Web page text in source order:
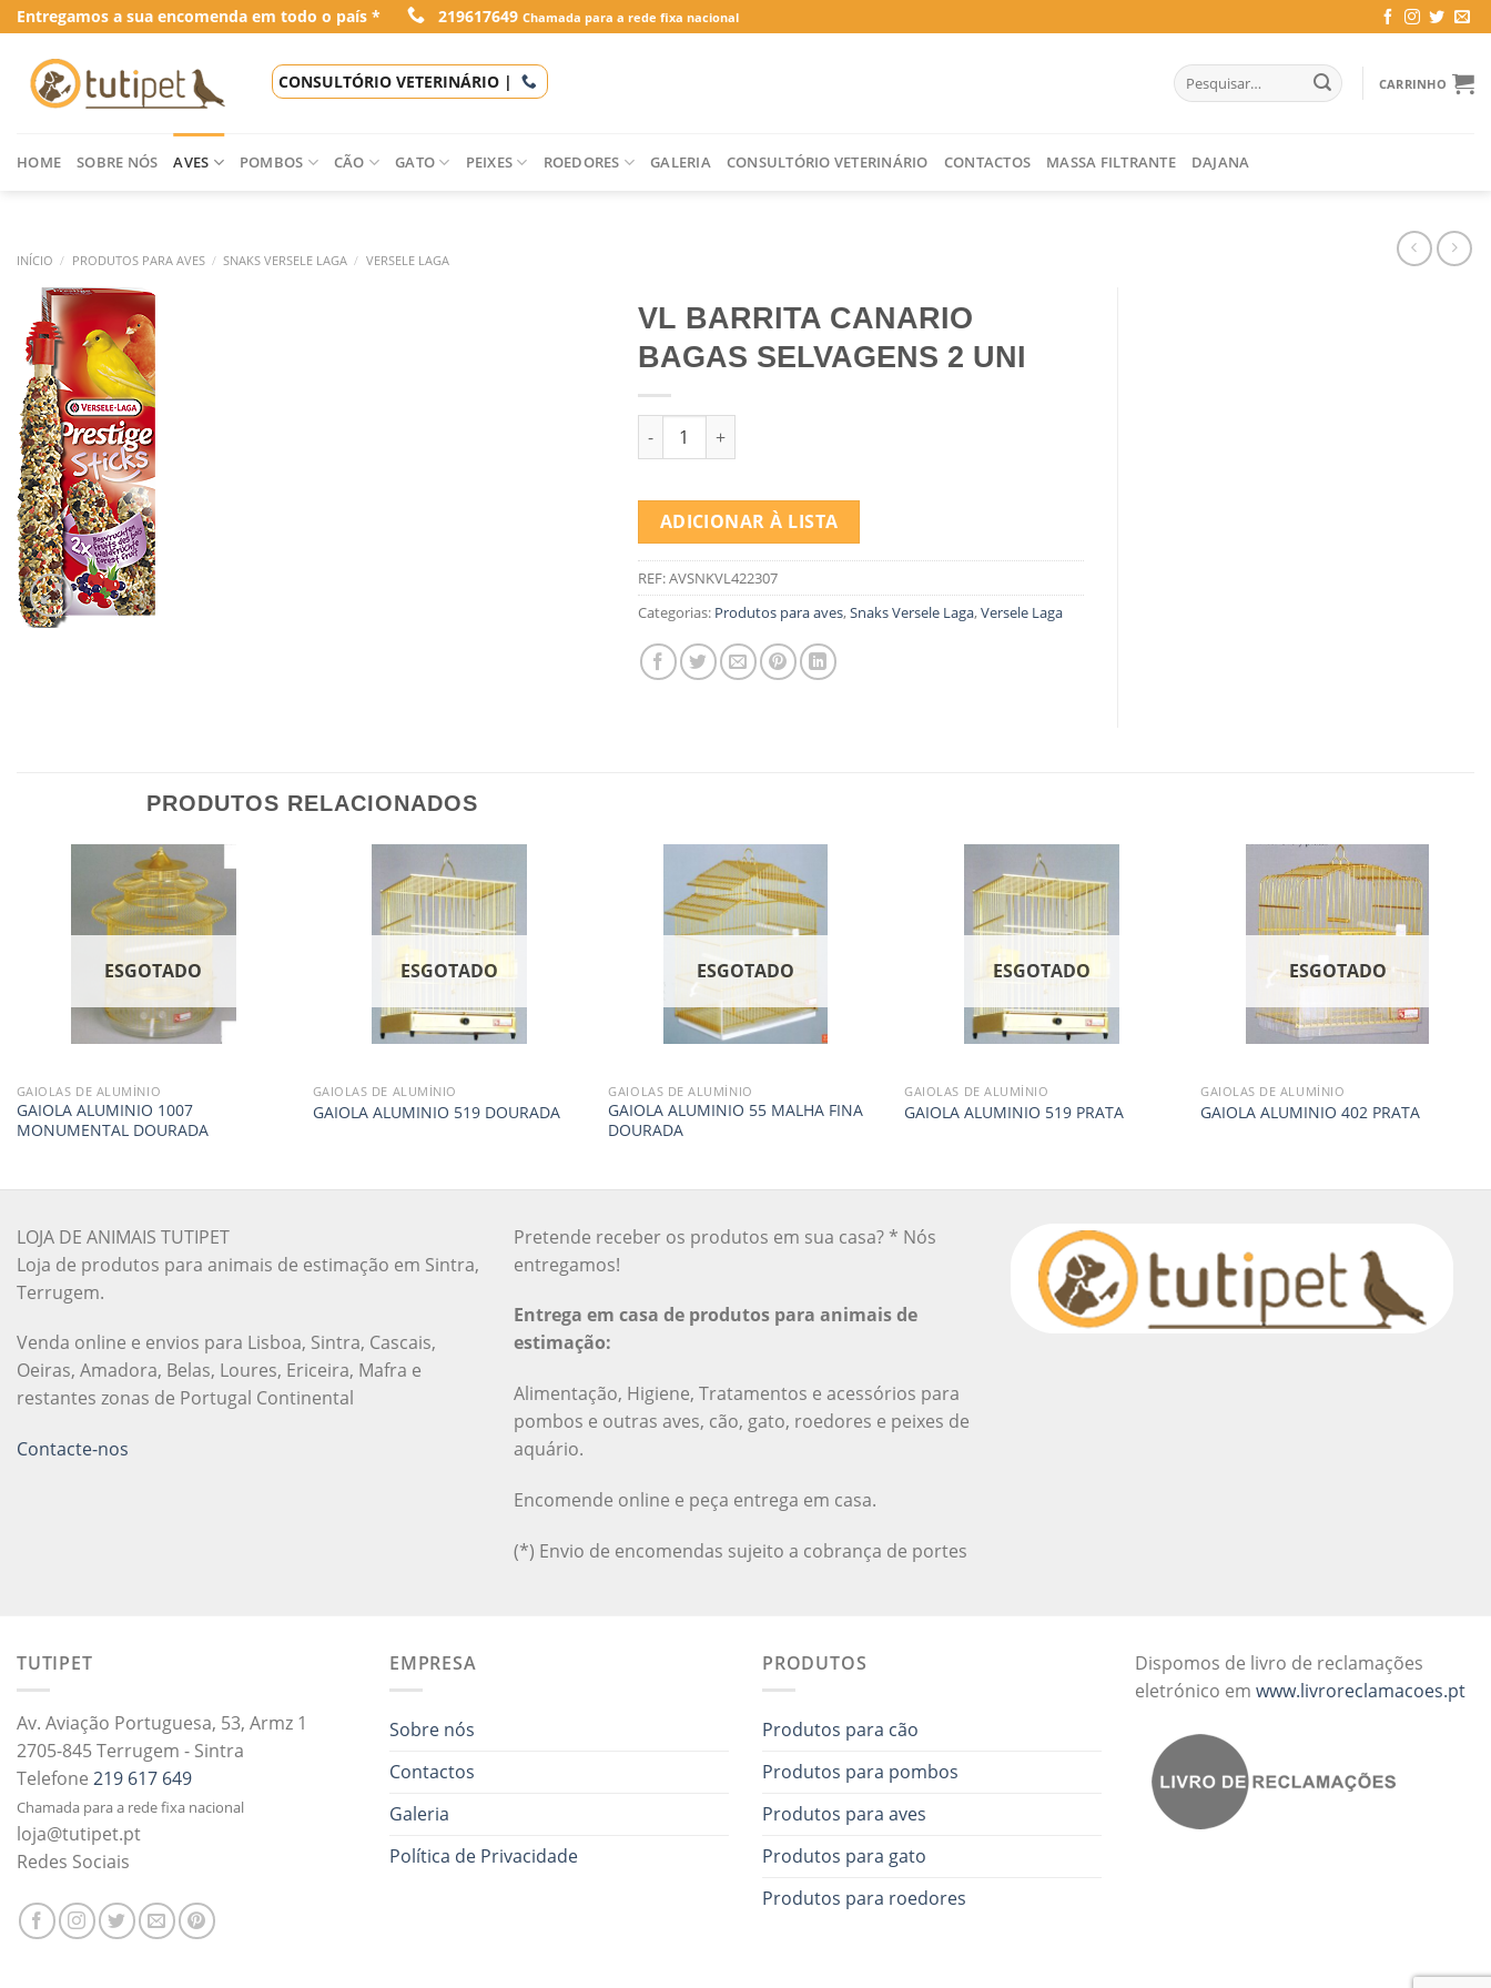
Skip
to
content
Entregamos a sua encomenda em todo o país * 219617649 Chamada para a rede fixa nacional
CONSULTÓRIO VETERINÁRIO |
Pesquisar
por:
CARRINHO
HOME SOBRE NÓS AVES POMBOS CÃO GATO PEIXES ROEDORES GALERIA CONSULTÓRIO VETERINÁRIO CONTACTOS MASSA FILTRANTE DAJANA
INÍCIO / PRODUTOS PARA AVES / SNAKS VERSELE LAGA / VERSELE LAGA
VL BARRITA CANARIO
BAGAS SELVAGENS 2 UNI
Quantidade de VL BARRITA CANARIO BAGAS SELVAGENS 2 UNI
ADICIONAR À LISTA
REF:AVSNKVL422307
Categorias: Produtos para aves,Snaks Versele Laga,Versele Laga
PRODUTOS RELACIONADOS
ESGOTADO
GAIOLAS DE ALUMÍNIO
GAIOLA ALUMINIO 1007
MONUMENTAL DOURADA
ESGOTADO
GAIOLAS DE ALUMÍNIO
GAIOLA ALUMINIO 519 DOURADA
ESGOTADO
GAIOLAS DE ALUMÍNIO
GAIOLA ALUMINIO 55 MALHA FINA
DOURADA
ESGOTADO
GAIOLAS DE ALUMÍNIO
GAIOLA ALUMINIO 519 PRATA
ESGOTADO
GAIOLAS DE ALUMÍNIO
GAIOLA ALUMINIO 402 PRATA
LOJA DE ANIMAIS TUTIPET
Loja de produtos para animais de estimação em Sintra,
Terrugem.
Venda online e envios para Lisboa, Sintra, Cascais,
Oeiras, Amadora, Belas, Loures, Ericeira, Mafra e
restantes zonas de Portugal Continental
Contacte-nos
Pretende receber os produtos em sua casa? * Nós
entregamos!
Entrega em casa de produtos para animais de
estimação:
Alimentação, Higiene, Tratamentos e acessórios para
pombos e outras aves, cão, gato, roedores e peixes de
aquário.
Encomende online e peça entrega em casa.
(*) Envio de encomendas sujeito a cobrança de portes
TUTIPET
Av. Aviação Portuguesa, 53, Armz 1
2705-845 Terrugem - Sintra
Telefone 219 617 649
Chamada para a rede fixa nacional
loja@tutipet.pt
Redes Sociais
EMPRESA
Sobre nós
Contactos
Galeria
Política de Privacidade
PRODUTOS
Produtos para cão
Produtos para pombos
Produtos para aves
Produtos para gato
Produtos para roedores
Dispomos de livro de reclamações
eletrónico em www.livroreclamacoes.pt